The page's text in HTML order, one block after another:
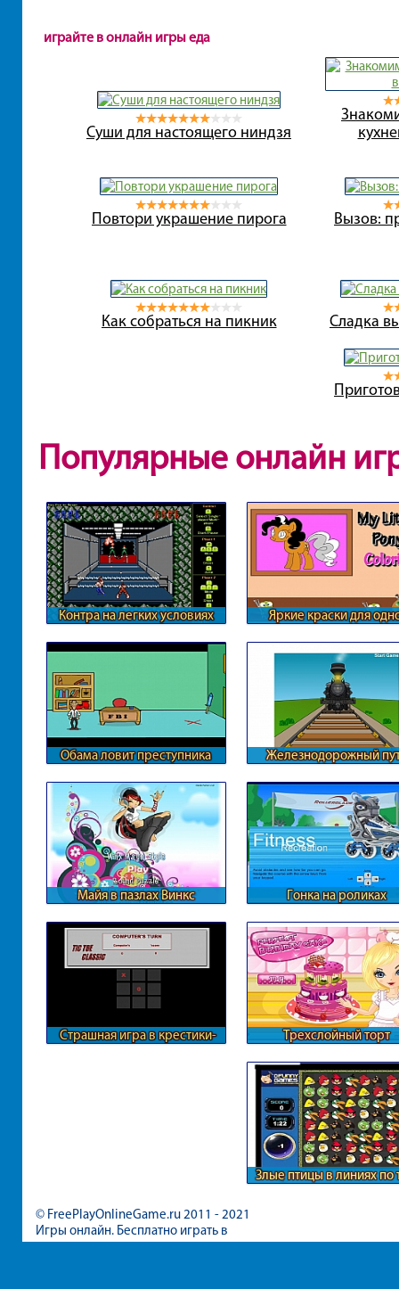
играйте в онлайн игры еда
Суши для настоящего ниндзя
Повтори украшение пирога Вызов:
Как собраться на пикник Сладка
Популярные онлайн
Контра на легких условиях
Яркие краски для
Обама ловит преступника Железнодорожный
Майя в пазлах Винкс Гонка на роликах
Страшная игра в крестики-
Трехслойный торт
Злые птицы в линиях по
© FreePlayOnlineGame.ru 2011 - 2021
Игры онлайн. Бесплатно играть в
игры для девочек и мальчиков